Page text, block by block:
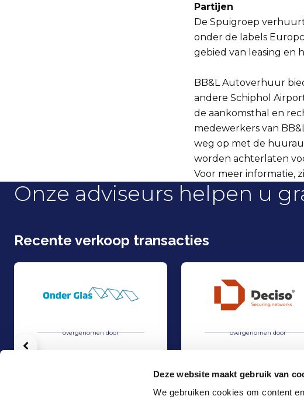
Deze website maakt gebruik van
We gebruiken cookies om content
Partijen
De Spuigroep
onder de labels
gebied van leasing en
BB&L Autoverhuur
andere Schiphol
de aankomsthal en
medewerkers van
weg op met de
worden achterlaten
Voor meer informatie,
Onze adviseurs helpen u
Recente verkoop transacties
overgenomen door overgenomen door
Vorige